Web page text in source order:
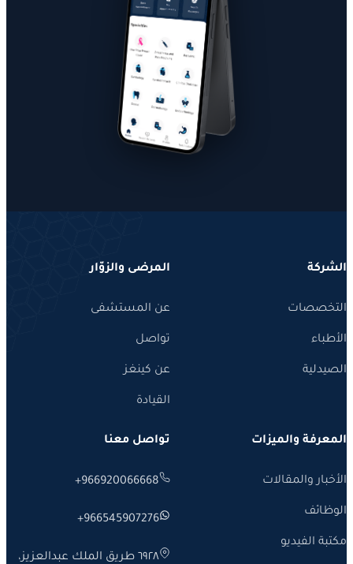
المرضى والزوّار
عن المستشفى
تواصل
عن كينغز
القيادة
والميزات
والمقالات
الفيديو
تواصل معنا
+966920066668
+966545907276
٦٩٢٨ طريق الملك عبدالعزيز،